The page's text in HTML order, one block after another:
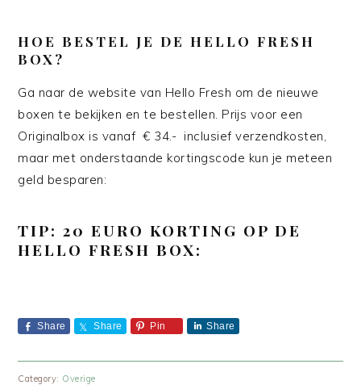
HOE BESTEL JE DE HELLO FRESH
BOX?
Ga naar de website van Hello Fresh om de nieuwe
boxen te bekijken en te bestellen. Prijs voor een
Originalbox is vanaf € 34.- inclusief verzendkosten,
maar met onderstaande kortingscode kun je meteen
geld besparen:
TIP: 20 EURO KORTING OP DE
HELLO FRESH BOX:
Share Share Pin Share
Category: Overige